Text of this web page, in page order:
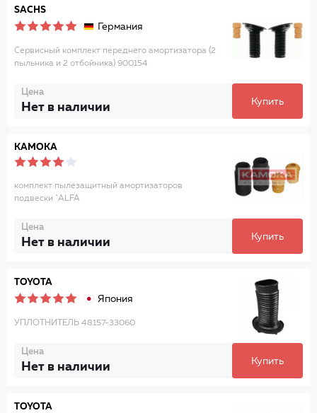
SACHS
Германия
Сервисный комплект переднего амортизатора (2
пыльника и 2 отбойника) 900154
Цена
Нет в наличии Купить
KAMOKA
комплект пылезащитный амортизаторов
подвески "ALFA
Цена
Нет в наличии Купить
TOYOTA
Япония
УПЛОТНИТЕЛЬ 48157-33060
Цена
Нет в наличии Купить
TOYOTA